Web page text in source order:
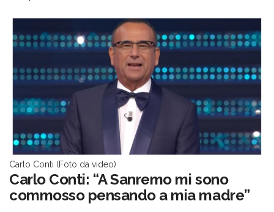
Carlo Conti (Foto da video)
Carlo Conti: “A Sanremo mi sono
commosso pensando a mia madre”